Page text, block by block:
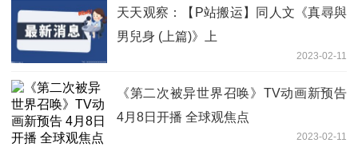
天天观察：【P站搬运】同人文《真尋與
男兒身 (上篇)》上
2023-02-11
《第二次被异世界召唤》TV动画新预告
4月8日开播 全球观焦点
2023-02-11